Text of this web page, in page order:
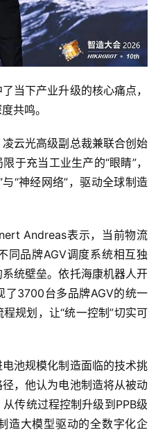
当下产业升级的核心痛点，
共鸣。
云光高级副总裁兼联合创始
于充当工业生产的“眼睛”，
“神经网络”，驱动全球制造
Andreas表示，当前物流
同品牌AGV调度系统相互独
统壁垒。依托海康机器人开
了3700台多品牌AGV的统一
规划，让“统一控制”切实可
池规模化制造面临的技术挑
，他认为电池制造将从被动
传统过程控制升级到PPB级
造大模型驱动的全数字化企